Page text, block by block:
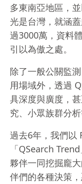
多東南亞地區，
光是台灣，就涵
過3000萬，資料
引以為傲之處。
除了一般公關監
用場域外，透過
具深度與廣度，
究、小眾族群分析
過去6年，我們以
「QSearch
夥伴一同挖掘龐
伴們的各種決策